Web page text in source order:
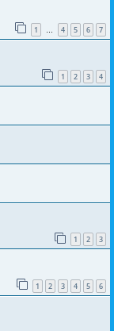
1 … 4 5 6 7
1 2 3 4
1 2 3
1 2 3 4 5 6